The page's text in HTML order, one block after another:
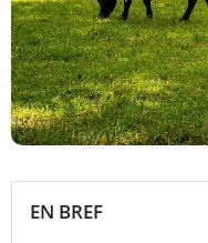
EN BREF